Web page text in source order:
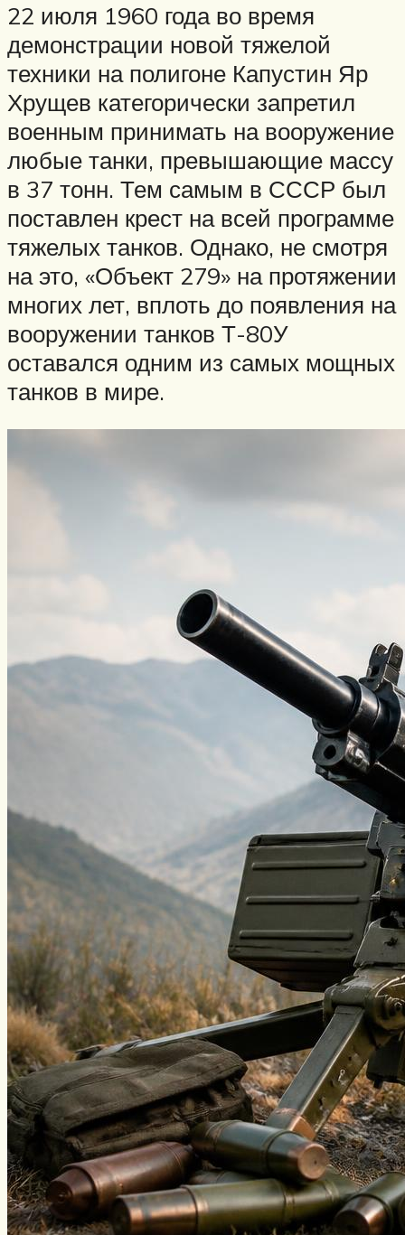
22 июля 1960 года во время
демонстрации новой тяжелой
техники на полигоне Капустин Яр
Хрущев категорически запретил
военным принимать на вооружение
любые танки, превышающие массу
в 37 тонн. Тем самым в СССР был
поставлен крест на всей программе
тяжелых танков. Однако, не смотря
на это, «Объект 279» на протяжении
многих лет, вплоть до появления на
вооружении танков Т-80У
оставался одним из самых мощных
танков в мире.